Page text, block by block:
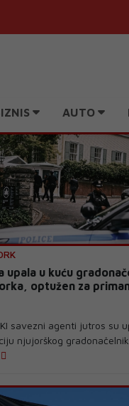
AUTO
upala u kuću
optužen za
savezni agenti jutros su
njujorškog